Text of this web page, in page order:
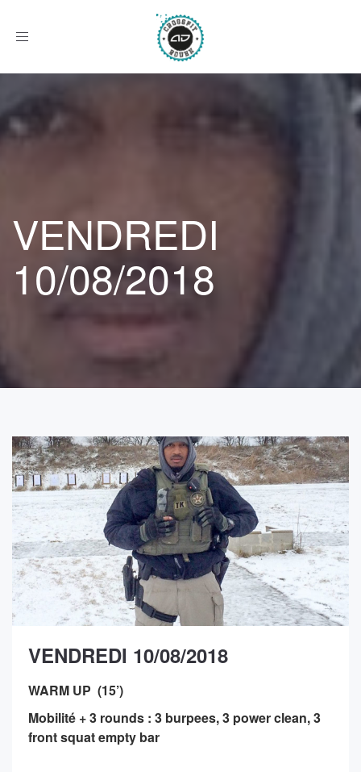
Afficher
VENDREDI
10/08/2018
VENDREDI 10/08/2018
WARM UP (15’)
Mobilité + 3 rounds : 3 burpees, 3 power clean, 3
front squat empty bar